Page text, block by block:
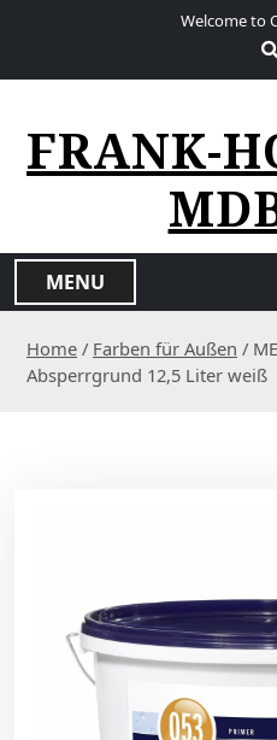
Welcome to
FRANK-
MENU
Home / Farben für Außen /
Absperrgrund 12,5 Liter weiß